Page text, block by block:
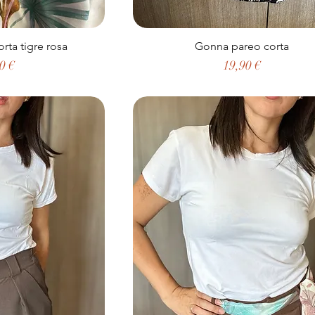
tigre rosa
€
Gonna pareo corta
Prezzo
19,90 €